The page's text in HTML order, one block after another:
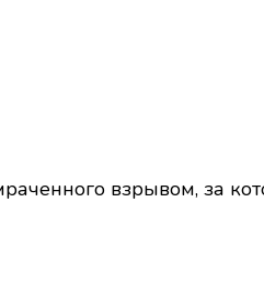
взрывом, за